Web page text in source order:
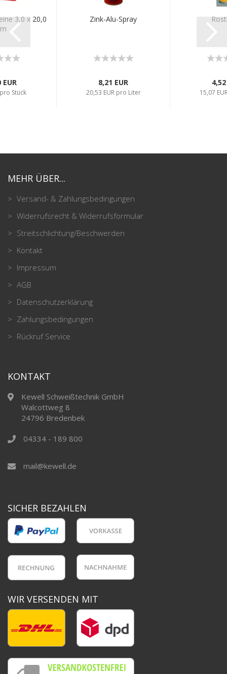
3,0 x 20,0
EUR
Stück
Zink-Alu-Spray
8,21 EUR
20,53 EUR pro Liter 15,07
MEHR ÜBER...
Versand- & Zahlungsbedingungen
Widerrufsrecht & Widerrufsformular
Streitschlichtung/Beschwerden
Kontakt
Impressum
AGB
Datenschutzerklärung
Zahlungsbedingungen
Rückruf Service
KONTAKT
Kewell Schweißtechnik GmbH
Walcottweg 8
24796 Bredenbek
04334 - 189 800
mail@kewell.de
SICHER BEZAHLEN
WIR VERSENDEN MIT